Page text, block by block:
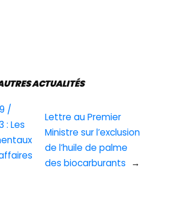
/
: Les
ACTUALITÉS
Lettre au Premier
Ministre sur l’exclusion
de l’huile de palme
des biocarburants
→